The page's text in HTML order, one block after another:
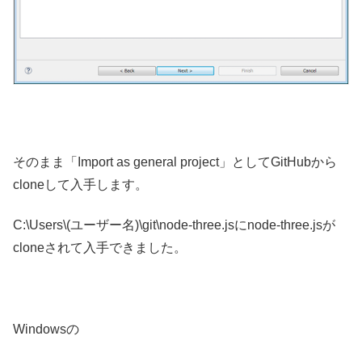
そのまま「Import as general project」としてGitHubから
cloneして入手します。
C:\Users\(ユーザー名)\git\node-three.jsにnode-three.jsが
cloneされて入手できました。
Windowsの